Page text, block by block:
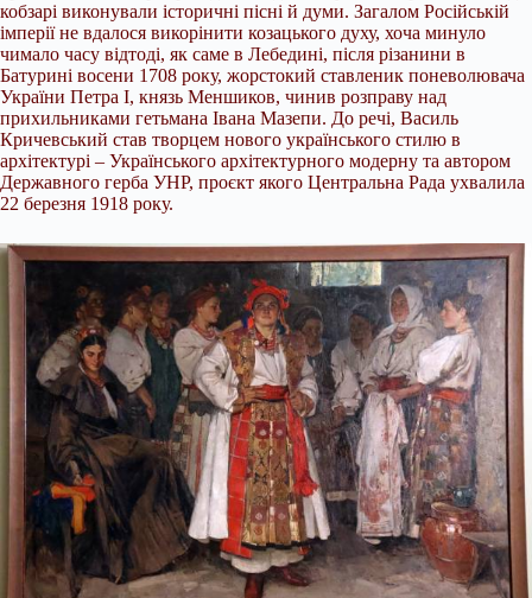
кобзарі виконували історичні пісні й думи. Загалом Російській
імперії не вдалося викорінити козацького духу, хоча минуло
чимало часу відтоді, як саме в Лебедині, після різанини в
Батурині восени 1708 року, жорстокий ставленик поневолювача
України Петра І, князь Меншиков, чинив розправу над
прихильниками гетьмана Івана Мазепи. До речі, Василь
Кричевський став творцем нового українського стилю в
архітектурі – Українського архітектурного модерну та автором
Державного герба УНР, проєкт якого Центральна Рада ухвалила
22 березня 1918 року.